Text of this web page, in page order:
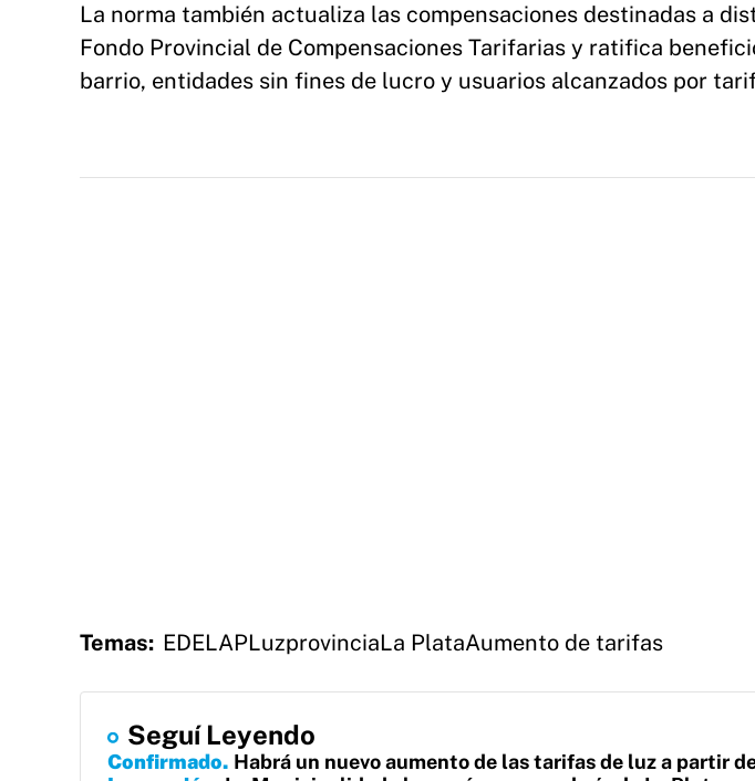
La norma también actualiza las compensaciones destinadas a
Fondo Provincial de Compensaciones Tarifarias y ratifica
barrio, entidades sin fines de lucro y usuarios alcanzados por
Temas: EDELAPLuzprovinciaLa PlataAumento de tarifas
Seguí Leyendo
Confirmado Habrá un nuevo aumento de las tarifas de luz a partir